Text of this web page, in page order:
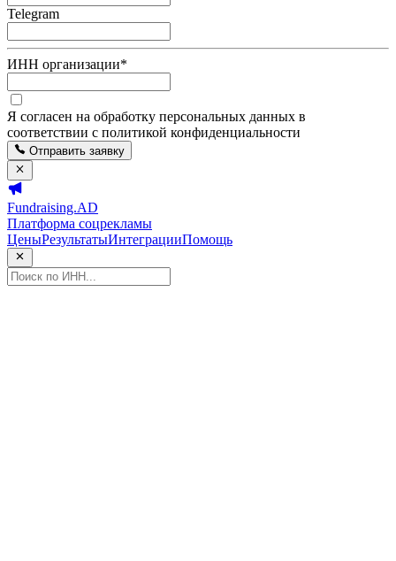
Telegram
ИНН организации*
Я согласен на обработку персональных данных в
соответствии с политикой конфиденциальности
Отправить заявку
Fundraising.AD
Платформа соцрекламы
ЦеныРезультатыИнтеграцииПомощь